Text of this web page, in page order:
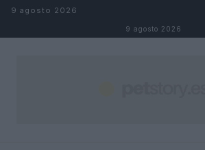
Saltar al contenido
9 agosto 2026
9 agosto 2026